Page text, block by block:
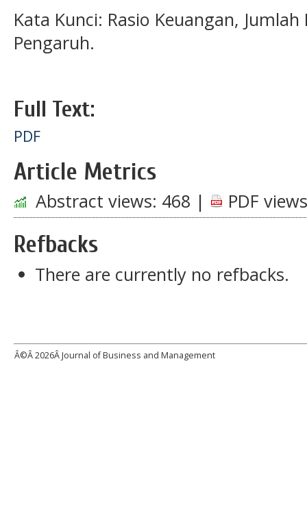
Kata Kunci: Rasio Keuangan,
Pengaruh.
Full Text:
PDF
Article Metrics
Abstract views: 468 | PDF
Refbacks
There are currently no refbacks.
Â©Â2026Â Journal of Business and Management